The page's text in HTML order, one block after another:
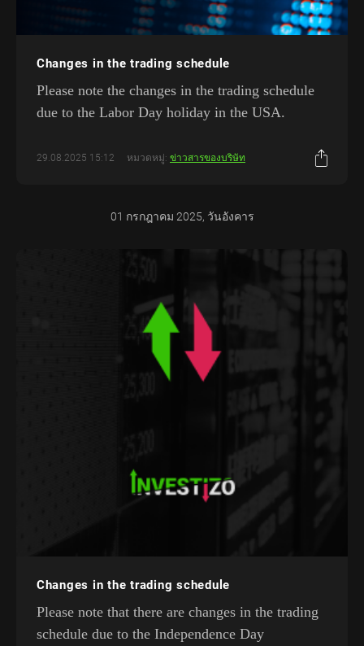
Changes in the trading schedule
Please note the changes in the trading schedule
due to the Labor Day holiday in the USA.
29.08.2025 15:12 หมวดหมู่: ข่าวสารของบริษัท
01 กรกฎาคม 2025, วันอังคาร
Changes in the trading schedule
Please note that there are changes in the trading
schedule due to the Independence Day